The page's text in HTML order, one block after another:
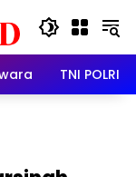
TNI POLRI